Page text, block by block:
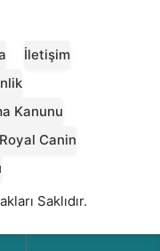
İletişim
Kanunu
Royal Canin
Saklıdır.